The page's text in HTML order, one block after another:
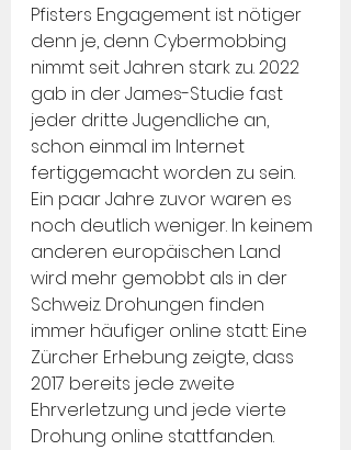
Pfisters Engagement ist nötiger
denn je, denn Cybermobbing
nimmt seit Jahren stark zu. 2022
gab in der James-Studie fast
jeder dritte Jugendliche an,
schon einmal im Internet
fertiggemacht worden zu sein.
Ein paar Jahre zuvor waren es
noch deutlich weniger. In keinem
anderen europäischen Land
wird mehr gemobbt als in der
Schweiz. Drohungen finden
immer häufiger online statt: Eine
Zürcher Erhebung zeigte, dass
2017 bereits jede zweite
Ehrverletzung und jede vierte
Drohung online stattfanden.